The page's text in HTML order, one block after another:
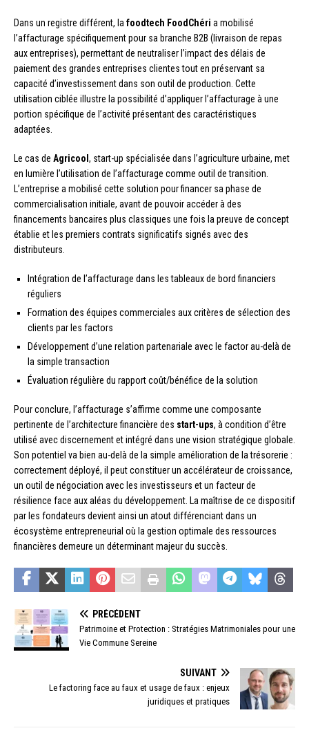
Dans un registre différent, la foodtech FoodChéri a mobilisé
l’affacturage spécifiquement pour sa branche B2B (livraison de repas
aux entreprises), permettant de neutraliser l’impact des délais de
paiement des grandes entreprises clientes tout en préservant sa
capacité d’investissement dans son outil de production. Cette
utilisation ciblée illustre la possibilité d’appliquer l’affacturage à une
portion spécifique de l’activité présentant des caractéristiques
adaptées.
Le cas de Agricool , start-up spécialisée dans l’agriculture urbaine, met
en lumière l’utilisation de l’affacturage comme outil de transition.
L’entreprise a mobilisé cette solution pour financer sa phase de
commercialisation initiale, avant de pouvoir accéder à des
financements bancaires plus classiques une fois la preuve de concept
établie et les premiers contrats significatifs signés avec des
distributeurs.
Intégration de l’affacturage dans les tableaux de bord financiers
réguliers
Formation des équipes commerciales aux critères de sélection des
clients par les factors
Développement d’une relation partenariale avec le factor au-delà de
la simple transaction
Évaluation régulière du rapport coût/bénéfice de la solution
Pour conclure, l’affacturage s’affirme comme une composante
pertinente de l’architecture financière des start-ups, à condition d’être
utilisé avec discernement et intégré dans une vision stratégique globale.
Son potentiel va bien au-delà de la simple amélioration de la trésorerie :
correctement déployé, il peut constituer un accélérateur de croissance,
un outil de négociation avec les investisseurs et un facteur de
résilience face aux aléas du développement. La maîtrise de ce dispositif
par les fondateurs devient ainsi un atout différenciant dans un
écosystème entrepreneurial où la gestion optimale des ressources
financières demeure un déterminant majeur du succès.
PRÉCÉDENT
Patrimoine et Protection : Stratégies Matrimoniales pour une
Vie Commune Sereine
SUIVANT
Le factoring face au faux et usage de faux : enjeux
juridiques et pratiques